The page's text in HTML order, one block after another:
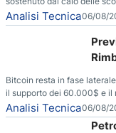
reti energetiche, e dai
Analisi Tecnica06/08/
Bitcoin resta in fase
il supporto dei 60.000$ e il
regolamentazione USA ed
Analisi Tecnica06/08/